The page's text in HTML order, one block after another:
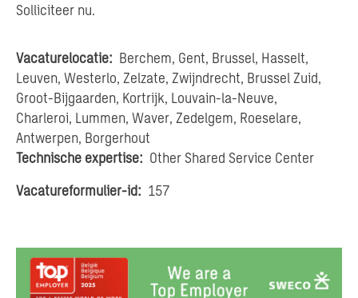
Solliciteer nu.
Vacaturelocatie: Berchem, Gent, Brussel, Hasselt,
Leuven, Westerlo, Zelzate, Zwijndrecht, Brussel Zuid,
Groot-Bijgaarden, Kortrijk, Louvain-la-Neuve,
Charleroi, Lummen, Waver, Zedelgem, Roeselare,
Antwerpen, Borgerhout
Technische expertise: Other Shared Service Center
Vacatureformulier-id: 157